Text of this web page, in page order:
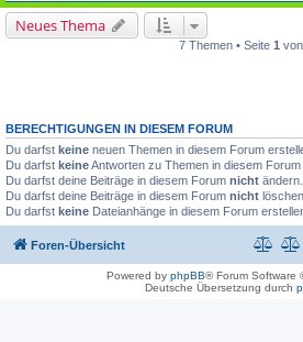
Neues Thema
7 Themen • Seite 1 von
BERECHTIGUNGEN IN DIESEM FORUM
Du darfst keine neuen Themen in diesem Forum
Du darfst keineAntworten zu Themen in diesem Forum
Du darfst deine Beiträge in diesem Forum nicht ändern.
Du darfst deine Beiträge in diesem Forum nicht löschen.
Du darfst keine Dateianhänge in diesem Forum
Foren-Übersicht
Powered by phpBB® Forum Software
Deutsche Übersetzung durch